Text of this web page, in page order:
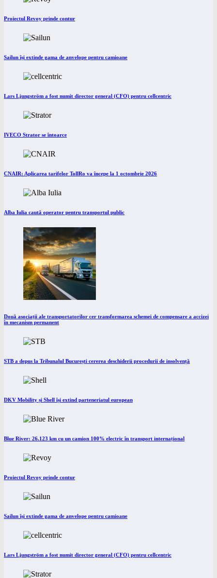
Proiectul Revoy prinde contur
Sailun își extinde gama de anvelope pentru camioane
Lars Ljungström a fost numit director general (CFO) pentru cellcentric
IVECO Strator se întoarce
CNAIR: Aplicarea tarifelor TollRo va începe la 1 octombrie 2026
Alba Iulia caută operator pentru transportul public
Două asociații ale transportatorilor cer transformarea schemei de compensare a accizei
în mecanism permanent
STB a depus la Tribunalul București cererea deschiderii procedurii de insolvență
DKV Mobility și Shell își extind parteneriatul european
Blue River: 26.123 km cu un camion 100% electric în transport internațional
Proiectul Revoy prinde contur
Sailun își extinde gama de anvelope pentru camioane
Lars Ljungström a fost numit director general (CFO) pentru cellcentric